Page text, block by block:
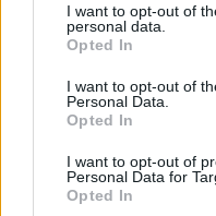
I want to opt-out of
personal data.
Opted In
I want to opt-out of
Personal Data.
Opted In
I want to opt-out of
Personal Data for
Opted In
2020-12-04
GARANZIA DEL
DEL 17 MARZO 2020 N.
Banca del
2020-12-04